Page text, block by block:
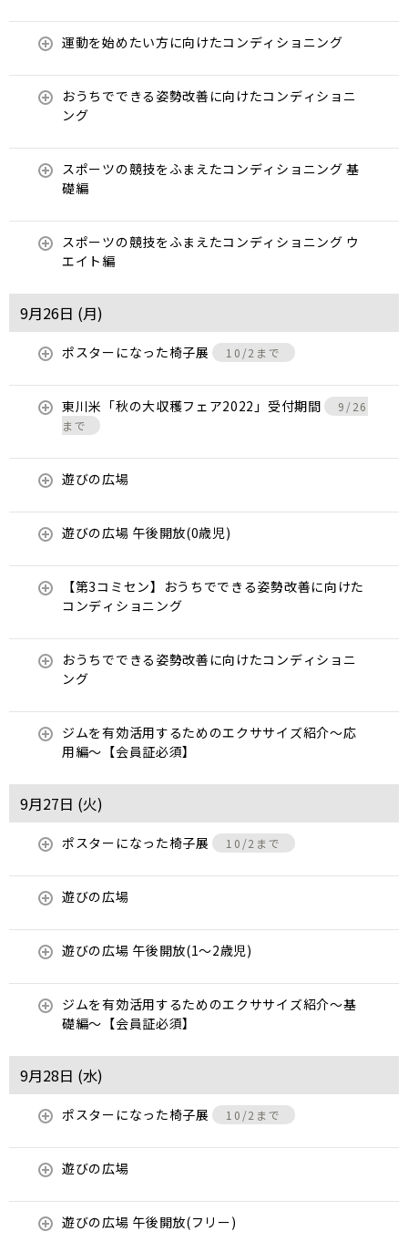
運動を始めたい方に向けたコンディショニング
おうちでできる姿勢改善に向けたコンディショニ
ング
スポーツの競技をふまえたコンディショニング 基
礎編
スポーツの競技をふまえたコンディショニング ウ
エイト編
9月26日 (月)
ポスターになった椅子展 10/2まで
東川米「秋の大収穫フェア2022」受付期間
9/26
まで
遊びの広場
遊びの広場 午後開放(0歳児)
【第3コミセン】おうちでできる姿勢改善に向けた
コンディショニング
おうちでできる姿勢改善に向けたコンディショニ
ング
ジムを有効活用するためのエクササイズ紹介〜応
用編〜【会員証必須】
9月27日 (火)
ポスターになった椅子展 10/2まで
遊びの広場
遊びの広場 午後開放(1～2歳児)
ジムを有効活用するためのエクササイズ紹介〜基
礎編〜【会員証必須】
9月28日 (水)
ポスターになった椅子展 10/2まで
遊びの広場
遊びの広場 午後開放(フリー)